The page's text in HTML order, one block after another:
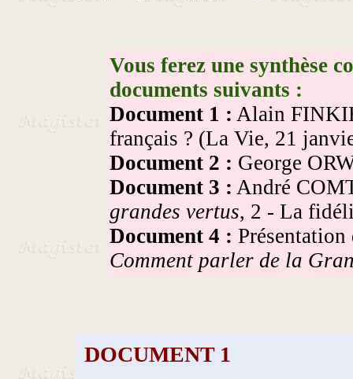
Vous ferez une synthèse
documents suivants :
Document 1 : Alain
français ? (La Vie, 21
Document 2 : George
Document 3 : André
grandes vertus, 2 - La
Document 4 :
Comment parler de la
DOCUMENT 1